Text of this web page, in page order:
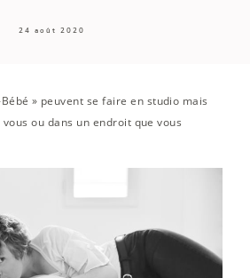
24 août 2020
» peuvent se faire en studio mais
ou dans un endroit que vous